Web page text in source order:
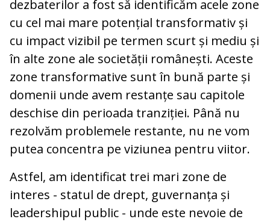
dezbaterilor a fost să identificăm acele zone
cu cel mai mare potențial transformativ și
cu impact vizibil pe termen scurt și mediu și
în alte zone ale societății românești. Aceste
zone transformative sunt în bună parte și
domenii unde avem restanțe sau capitole
deschise din perioada tranziției. Până nu
rezolvăm problemele restante, nu ne vom
putea concentra pe viziunea pentru viitor.
Astfel, am identificat trei mari zone de
interes - statul de drept, guvernanța și
leadershipul public - unde este nevoie de